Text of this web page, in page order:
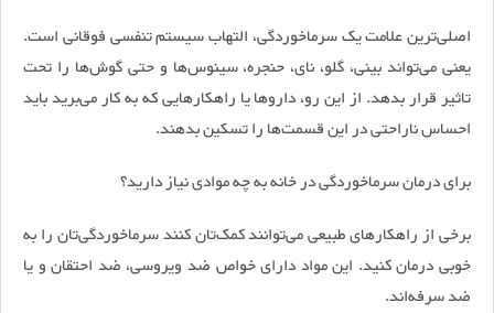
اصلی‌ترین علامت یک سرماخوردگی، التهاب سیستم تنفسی فوقانی است.
یعنی می‌تواند بینی، گلو، نای، حنجره، سینوس‌ها و حتی گوش‌ها را تحت
تاثیر قرار بدهد. از این رو، دارو‌ها یا راهکار‌هایی که به کار می‌برید باید
احساس ناراحتی در این قسمت‌ها را تسکین بدهند.
برای درمان سرماخوردگی در خانه به چه موادی نیاز دارید؟
برخی از راهکار‌های طبیعی می‌توانند کمک‌تان کنند سرماخوردگی‌تان را به
خوبی درمان کنید. این مواد دارای خواص ضد ویروسی، ضد احتقان و یا
ضد سرفه‌اند.